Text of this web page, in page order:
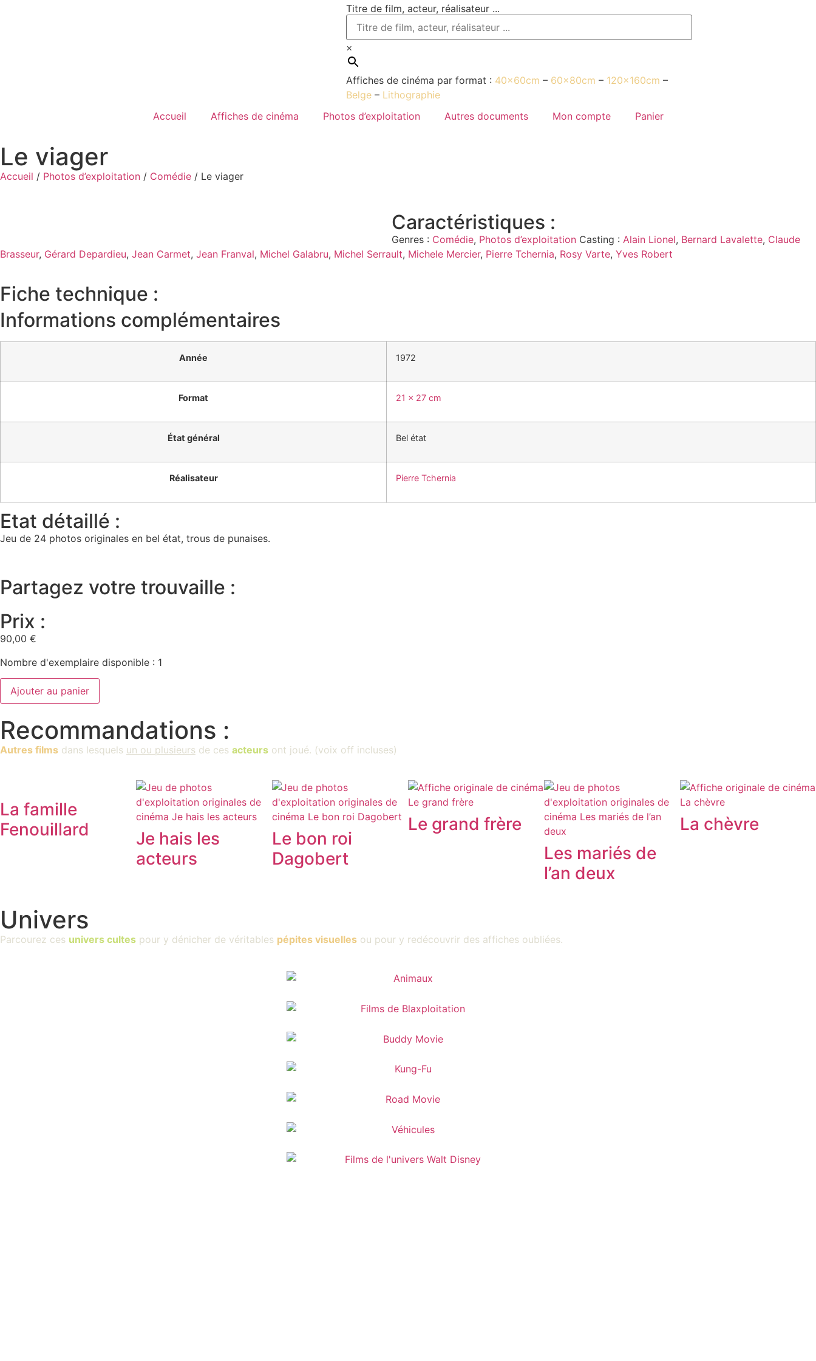
Titre de film, acteur, réalisateur ...
×
Affiches de cinéma par format : 40x60cm – 60x80cm – 120x160cm –
Belge – Lithographie
Accueil
Affiches de cinéma Photos d’exploitation Autres documents Mon compte Panier
Le viager
Accueil / Photos d’exploitation / Comédie / Le viager
Caractéristiques :
Genres : Comédie, Photos d’exploitation Casting : Alain Lionel, Bernard Lavalette, Claude
Brasseur, Gérard Depardieu, Jean Carmet, Jean Franval, Michel Galabru, Michel Serrault, Michele Mercier, Pierre Tchernia, Rosy Varte, Yves Robert
Fiche technique :
Informations complémentaires
Année 1972
Format 21 x 27 cm
État général Bel état
Réalisateur Pierre Tchernia
Etat détaillé :
Jeu de 24 photos originales en bel état, trous de punaises.
Partagez votre trouvaille :
Prix :
90,00 €
Nombre d'exemplaire disponible : 1
Ajouter au panier
Recommandations :
Autres films dans lesquels un ou plusieurs de ces acteurs ont joué. (voix off incluses)
La famille
Fenouillard
Je hais les
acteurs
Le bon roi
Dagobert
Le grand frère
Les mariés de
l’an deux
La chèvre
Univers
Parcourez ces univers cultes pour y dénicher de véritables pépites visuelles ou pour y redécouvrir des affiches oubliées.